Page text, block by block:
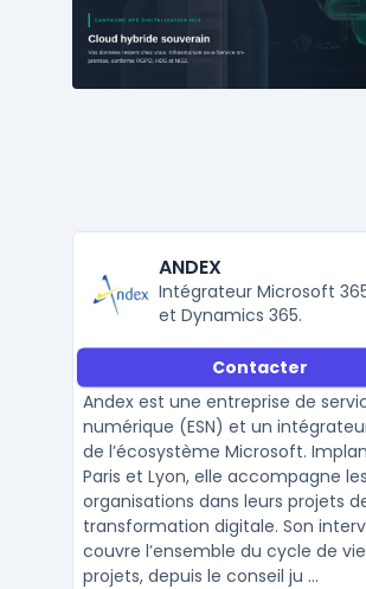
ANDEX
Intégrateur Microsoft
et Dynamics 365.
Contacter
Andex est une entreprise de
numérique (ESN) et un
de l’écosystème Microsoft.
Paris et Lyon, elle accompagne les
organisations dans leurs projets
transformation digitale. Son
couvre l’ensemble du cycle de
projets, depuis le conseil ju ...